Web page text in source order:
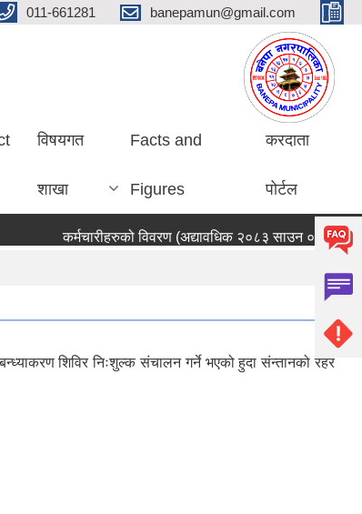
011-661281 banepamun@gmail.com
विषयगत
शाखा
Facts and
Figures
करदाता
पोर्टल
कर्मचारीहरुको विवरण (अद्यावधिक २०८३ साउन ०५ गते)
शिविर निःशुल्क संचालन गर्ने भएको हुदा संन्तानको रहर